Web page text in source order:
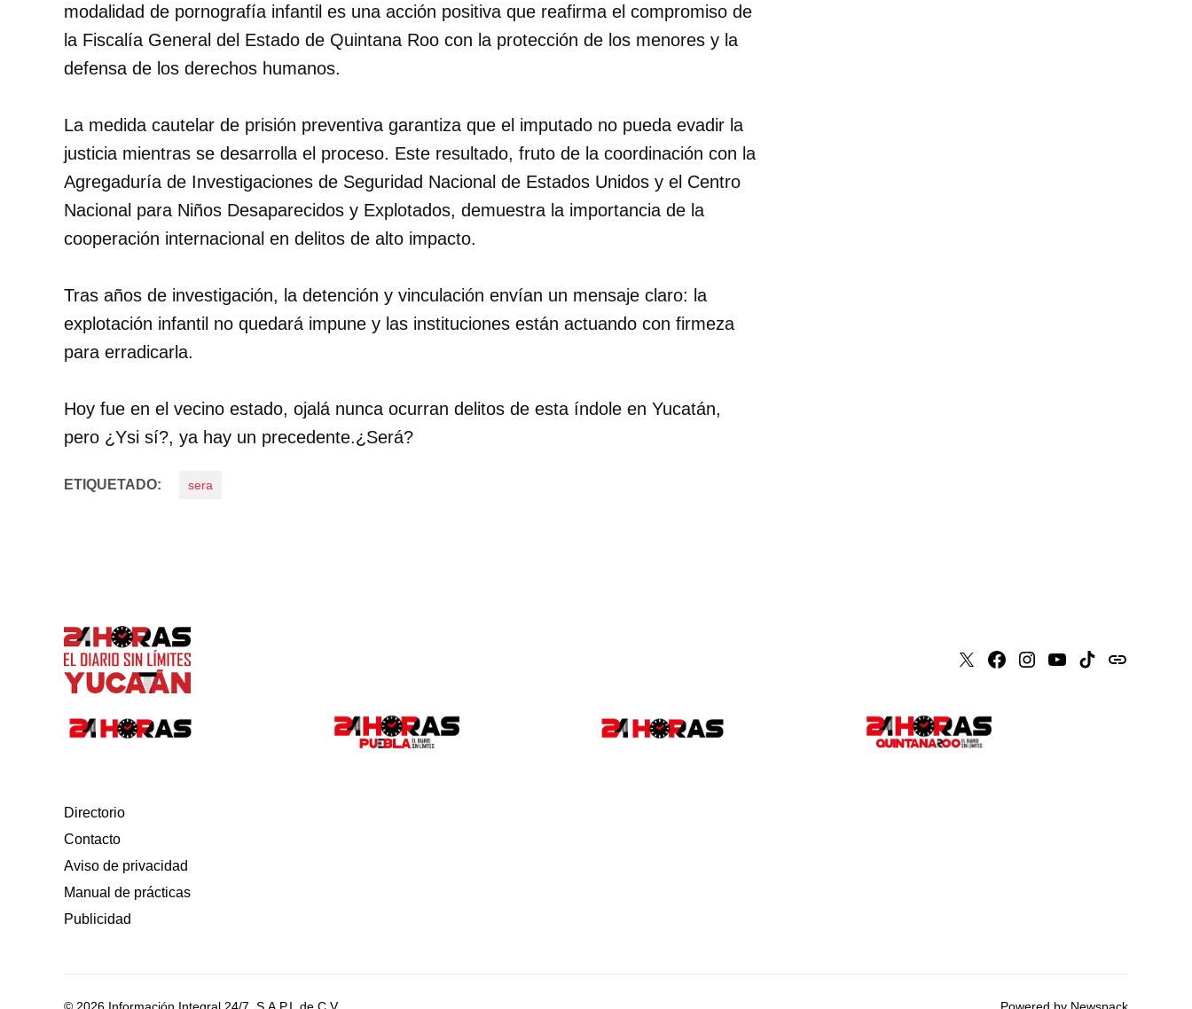
modalidad de pornografía infantil es una acción positiva que reafirma el compromiso de
la Fiscalía General del Estado de Quintana Roo con la protección de los menores y la
defensa de los derechos humanos.
La medida cautelar de prisión preventiva garantiza que el imputado no pueda evadir la
justicia mientras se desarrolla el proceso. Este resultado, fruto de la coordinación con la
Agregaduría de Investigaciones de Seguridad Nacional de Estados Unidos y el Centro
Nacional para Niños Desaparecidos y Explotados, demuestra la importancia de la
cooperación internacional en delitos de alto impacto.
Tras años de investigación, la detención y vinculación envían un mensaje claro: la
explotación infantil no quedará impune y las instituciones están actuando con firmeza
para erradicarla.
Hoy fue en el vecino estado, ojalá nunca ocurran delitos de esta índole en Yucatán,
pero ¿Ysi sí?, ya hay un precedente.¿Será?
ETIQUETADO: sera
X Faceboook
Instagram
Youtube
Tiktokissuu
Directorio
Contacto
Aviso de privacidad
Manual de prácticas
Publicidad